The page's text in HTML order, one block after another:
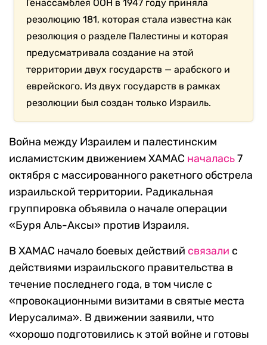
Генассамблея ООН в 1947 году приняла
резолюцию 181, которая стала известна как
резолюция о разделе Палестины и которая
предусматривала создание на этой
территории двух государств — арабского и
еврейского. Из двух государств в рамках
резолюции был создан только Израиль.
Война между Израилем и палестинским
исламистским движением ХАМАС началась7
октября с массированного ракетного обстрела
израильской территории. Радикальная
группировка объявила о начале операции
«Буря Аль-Аксы» против Израиля.
В ХАМАС начало боевых действий связали с
действиями израильского правительства в
течение последнего года, в том числе с
«провокационными визитами в святые места
Иерусалима». В движении заявили, что
«хорошо подготовились к этой войне и готовы